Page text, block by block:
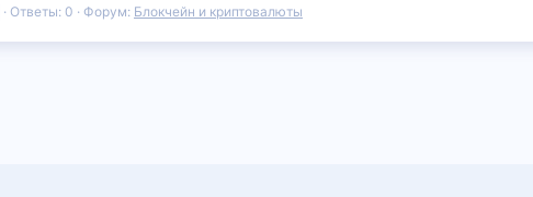
Ответы: 0 Форум: Блокчейн и криптовалюты